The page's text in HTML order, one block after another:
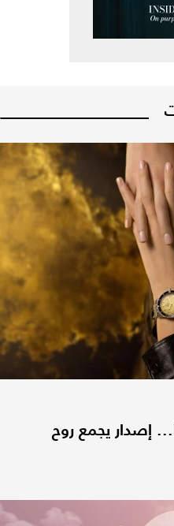
ساعة Rado Captain Cook... إصدار يجمع روح